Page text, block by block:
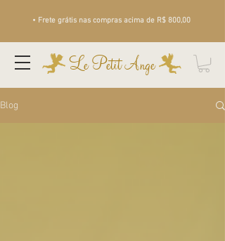
• Frete grátis nas compras acima de R$ 800,00
Le Petit Ange
Blog